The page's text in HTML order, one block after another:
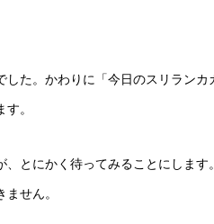
した。かわりに「今日のスリランカ
。
とにかく待ってみることにします
せん。